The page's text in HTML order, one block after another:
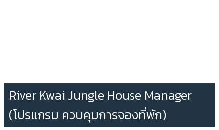
River Kwai Jungle House Manager
(โปรแกรม ควบคุมการจองที่พัก)